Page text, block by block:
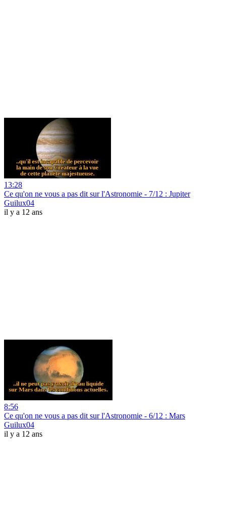
13:28
Ce qu'on ne vous a pas dit sur l'Astronomie - 7/12 : Jupiter
Guilux04
il y a 12 ans
8:56
Ce qu'on ne vous a pas dit sur l'Astronomie - 6/12 : Mars
Guilux04
il y a 12 ans